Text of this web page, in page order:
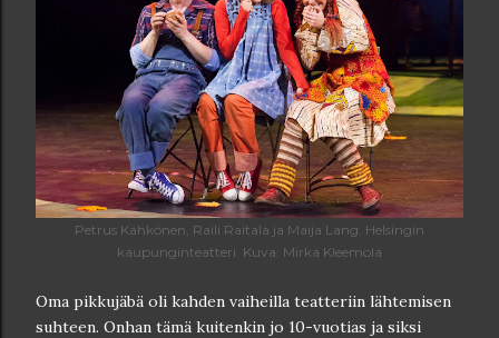
Petrus Kähkönen, Raili Raitala ja Maija Lang. Helsingin
kaupunginteatteri. Kuva: Mirka Kleemola
Oma pikkujäbä oli kahden vaiheilla teatteriin lähtemisen
suhteen. Onhan tämä kuitenkin jo 10-vuotias ja siksi